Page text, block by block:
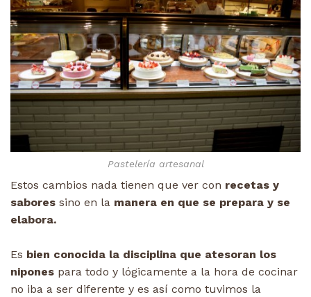
Pastelería artesanal
Estos cambios nada tienen que ver con recetas y
sabores sino en la manera en que se prepara y se
elabora.
Es bien conocida la disciplina que atesoran los
nipones para todo y lógicamente a la hora de cocinar
no iba a ser diferente y es así como tuvimos la